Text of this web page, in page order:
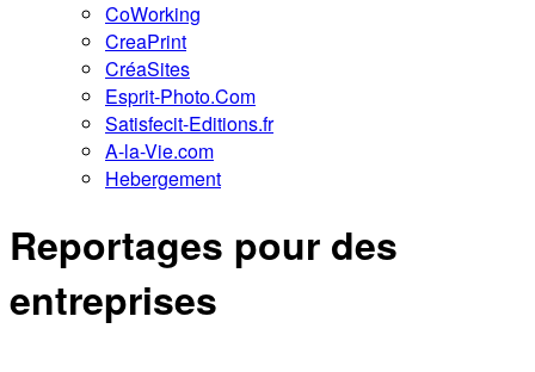
CoWorking
CreaPrint
CréaSites
Esprit-Photo.Com
Satisfecit-Editions.fr
A-la-Vie.com
Hebergement
Reportages pour des
entreprises